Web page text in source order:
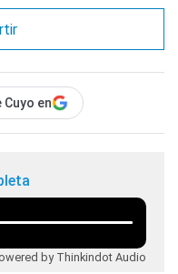
en
by Thinkindot Audio